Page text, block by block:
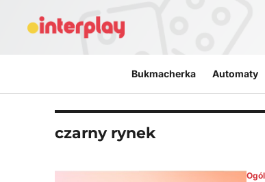
Bukmacherka Automaty
czarny rynek